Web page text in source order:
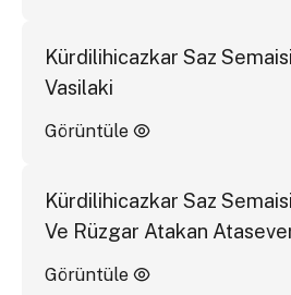
Kürdilihicazkar Saz
Vasilaki
Görüntüle
Kürdilihicazkar Saz
Ve Rüzgar Atakan
Görüntüle